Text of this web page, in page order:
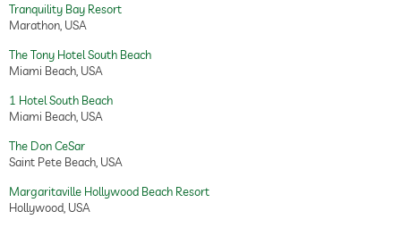
Tranquility Bay Resort
Marathon, USA
The Tony Hotel South Beach
Miami Beach, USA
1 Hotel South Beach
Miami Beach, USA
The Don CeSar
Saint Pete Beach, USA
Margaritaville Hollywood Beach Resort
Hollywood, USA